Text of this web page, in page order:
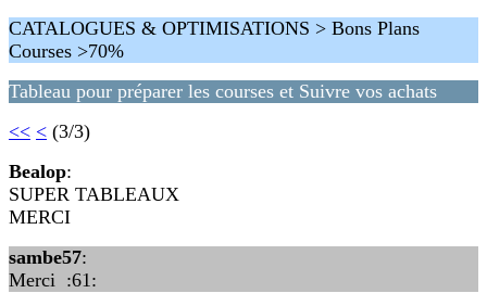
CATALOGUES & OPTIMISATIONS > Bons Plans
Courses >70%
Tableau pour préparer les courses et Suivre vos achats
<< < (3/3)
Bealop:
SUPER TABLEAUX
MERCI
sambe57:
Merci :61: